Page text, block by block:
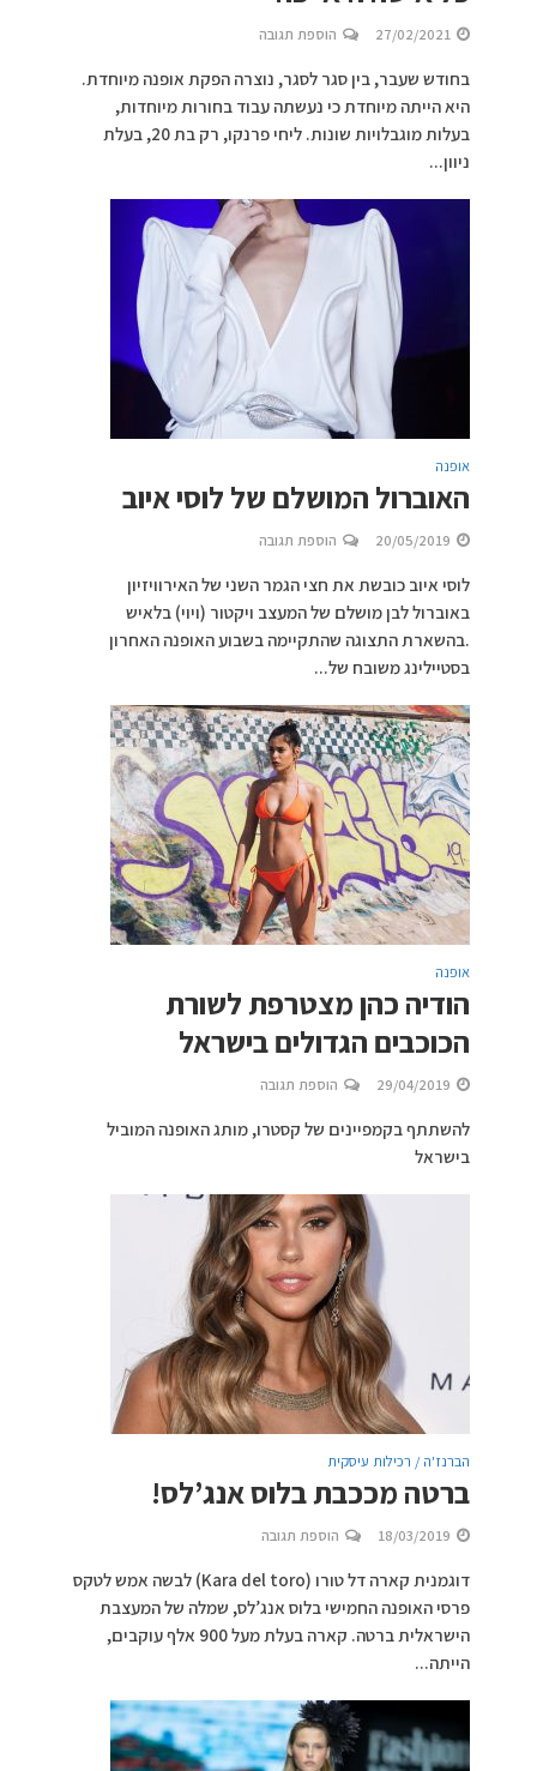
27/02/2021 הוספת תגובה
בחודש שעבר, בין סגר לסגר, נוצרה הפקת אופנה מיוחדת.
היא הייתה מיוחדת כי נעשתה עבוד בחורות מיוחדות,
בעלות מוגבלויות שונות. ליחי פרנקו, רק בת 20, בעלת
ניוון...
אופנה
האוברול המושלם של לוסי איוב
20/05/2019 הוספת תגובה
לוסי איוב כובשת את חצי הגמר השני של האירוויזיון
באוברול לבן מושלם של המעצב ויקטור (ויוי) בלאיש
.בהשארת התצוגה שהתקיימה בשבוע האופנה האחרון
בסטיילינג משובח של...
אופנה
הודיה כהן מצטרפת לשורת
הכוכבים הגדולים בישראל
29/04/2019 הוספת תגובה
להשתתף בקמפיינים של קסטרו, מותג האופנה המוביל
בישראל
הברנז'ה / רכילות עיסקית
ברטה מככבת בלוס אנג’לס!
18/03/2019 הוספת תגובה
דוגמנית קארה דל טורו (Kara del toro) לבשה אמש לטקס
פרסי האופנה החמישי בלוס אנג’לס, שמלה של המעצבת
הישראלית ברטה. קארה בעלת מעל 900 אלף עוקבים,
הייתה...